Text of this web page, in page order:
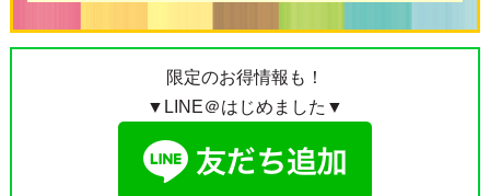
限定のお得情報も！
▼LINE＠はじめました▼